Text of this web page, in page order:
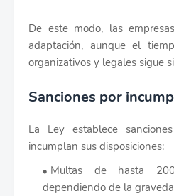
De este modo, las
adaptación, aunque el
organizativos y legales sigue
Sanciones por
La Ley establece
incumplan sus disposiciones:
Multas de hasta
dependiendo de la